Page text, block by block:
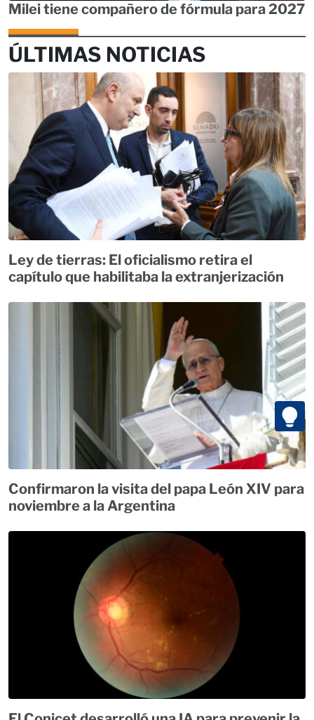
Milei tiene compañero de fórmula para 2027
ÚLTIMAS NOTICIAS
Ley de tierras: El oficialismo retira el
capítulo que habilitaba la extranjerización
Confirmaron la visita del papa León XIV para
noviembre a la Argentina